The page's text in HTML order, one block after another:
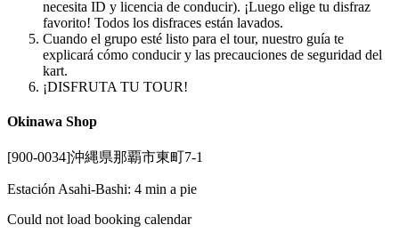
necesita ID y licencia de conducir). ¡Luego elige tu disfraz
favorito! Todos los disfraces están lavados.
Cuando el grupo esté listo para el tour, nuestro guía te
explicará cómo conducir y las precauciones de seguridad del
kart.
¡DISFRUTA TU TOUR!
Okinawa Shop
[900-0034]沖縄県那覇市東町7-1
Estación Asahi-Bashi: 4 min a pie
Could not load booking calendar